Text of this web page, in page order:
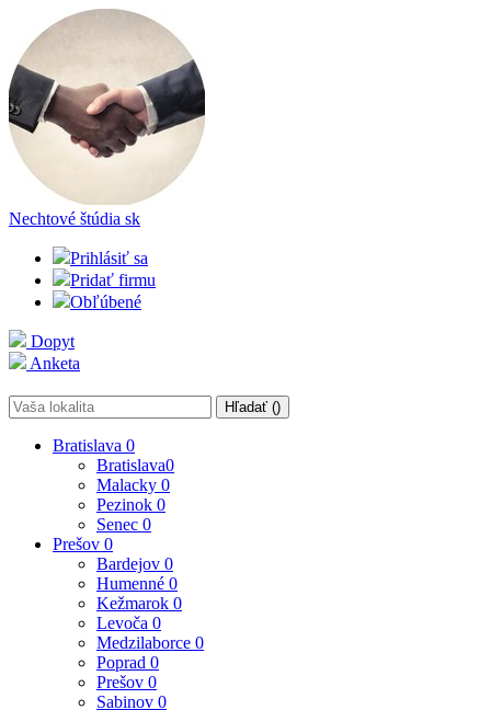
Nechtové štúdia sk
Prihlásiť sa
Pridať firmu
Obľúbené
Dopyt
Anketa
Hľadať ()
Bratislava 0
Bratislava0
Malacky 0
Pezinok 0
Senec 0
Prešov 0
Bardejov 0
Humenné 0
Kežmarok 0
Levoča 0
Medzilaborce 0
Poprad 0
Prešov 0
Sabinov 0